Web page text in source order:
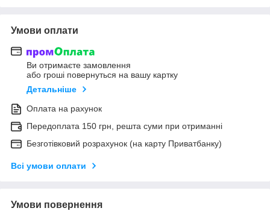
Умови оплати
Ви отримаєте замовлення
або гроші повернуться на вашу картку
Детальніше
Оплата на рахунок
Передоплата 150 грн, решта суми при отриманні
Безготівковий розрахунок (на карту Приватбанку)
Всі умови оплати
Умови повернення